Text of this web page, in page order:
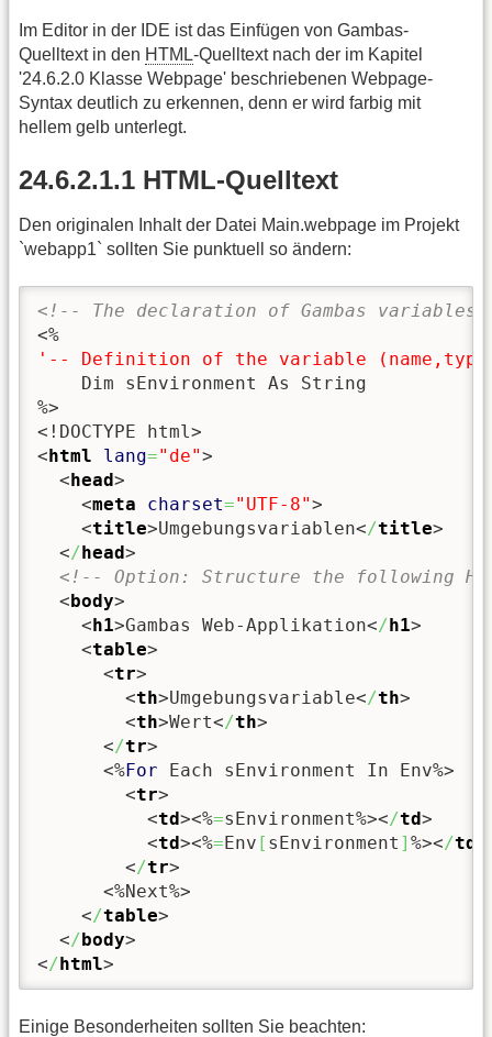
Im Editor in der IDE ist das Einfügen von Gambas-
Quelltext in den HTML-Quelltext nach der im Kapitel
'24.6.2.0 Klasse Webpage' beschriebenen Webpage-
Syntax deutlich zu erkennen, denn er wird farbig mit
hellem gelb unterlegt.
24.6.2.1.1 HTML-Quelltext
Den originalen Inhalt der Datei Main.webpage im Projekt
`webapp1` sollten Sie punktuell so ändern:
<!-- The declaration of Gambas variables
<%
'-- Definition of the variable
    Dim sEnvironment As String
%>
<!DOCTYPE html>
< html lang="de">
< head>
<meta charset="UTF-8">
<title>Umgebungsvariablen</title>
</ head>
<!-- Option: Structure the following
< body>
< h1>Gambas Web-Applikation</ h1>
<table>
<tr>
<th>Umgebungsvariable</th>
<th>Wert</th>
</tr>
<%For Each sEnvironment In Env%>
<tr>
<td><%=sEnvironment%></td>
<td><%= Env [ sEnvironment ] %></td
</tr>
<%Next%>
</table>
</ body>
</ html>
Einige Besonderheiten sollten Sie beachten: